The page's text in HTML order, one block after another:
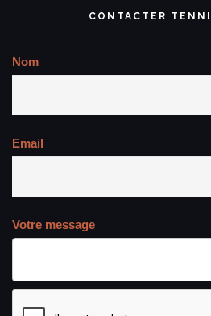
CONTACTER
Nom
Email
Votre message